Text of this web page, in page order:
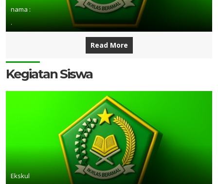
nama :
.
Read More
Kegiatan Siswa
Ekskul